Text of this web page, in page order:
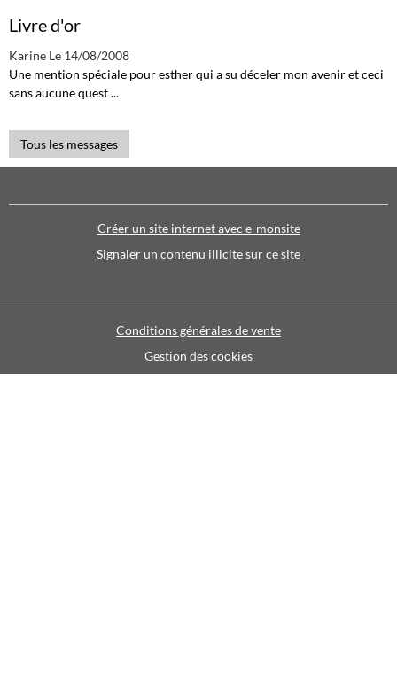
Livre d'or
Karine Le 14/08/2008
Une mention spéciale pour esther qui a su déceler mon avenir et ceci
sans aucune quest ...
Tous les messages
Créer un site internet avec e-monsite
Signaler un contenu illicite sur ce site
Conditions générales de vente
Gestion des cookies